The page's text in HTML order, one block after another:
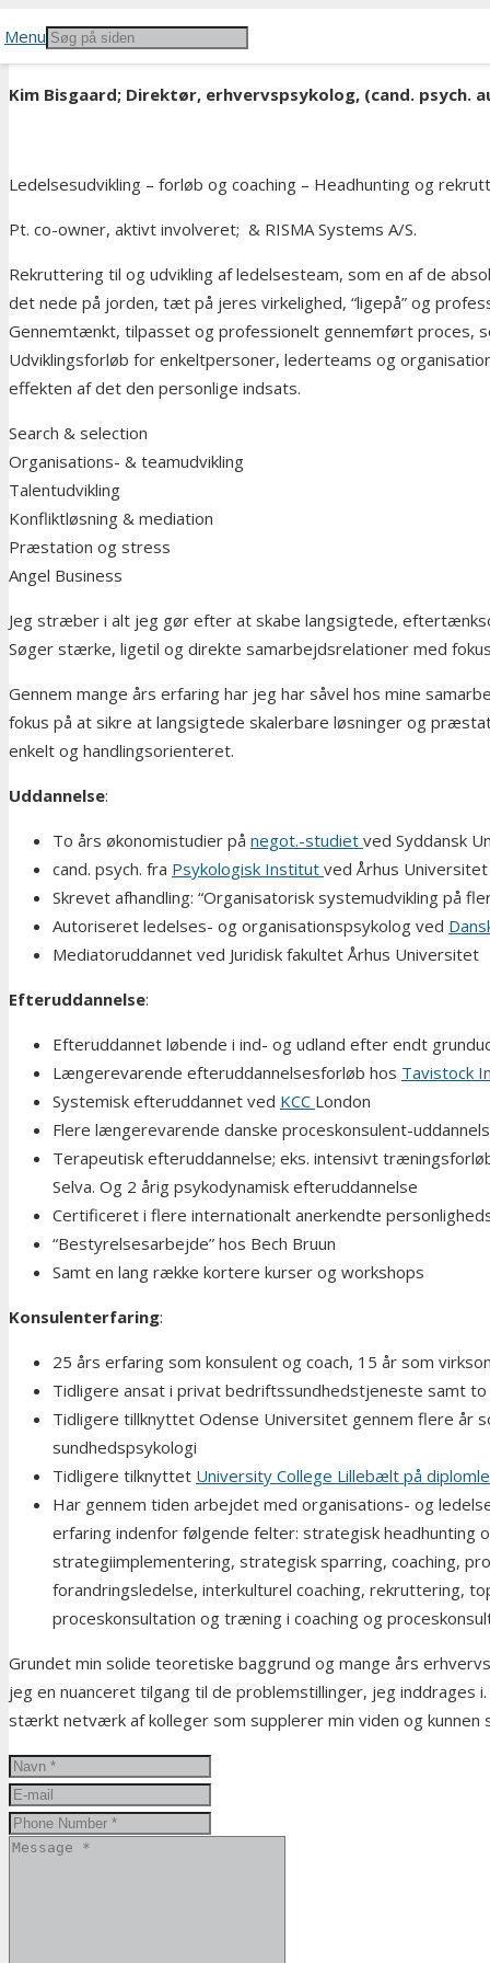
Menu
Kim Bisgaard; Direktør, erhvervspsykolog, (cand. psych.
Ledelsesudvikling – forløb og coaching – Headhunting og
Pt. co-owner, aktivt involveret; & RISMA Systems A/S.
Rekruttering til og udvikling af ledelsesteam, som en af de
det nede på jorden, tæt på jeres virkelighed, “ligepå” og
Gennemtænkt, tilpasset og professionelt gennemført proces,
Udviklingsforløb for enkeltpersoner, lederteams og
effekten af det den personlige indsats.
Search & selection
Organisations- & teamudvikling
Talentudvikling
Konfliktløsning & mediation
Præstation og stress
Angel Business
Jeg stræber i alt jeg gør efter at skabe langsigtede,
Søger stærke, ligetil og direkte samarbejdsrelationer med
Gennem mange års erfaring har jeg har såvel hos mine
fokus på at sikre at langsigtede skalerbare løsninger og
enkelt og handlingsorienteret.
Uddannelse:
To års økonomistudier på negot.-studiet ved Syddansk
cand. psych. fra Psykologisk Institut ved Århus Universitet
Skrevet afhandling: “Organisatorisk systemudvikling på
Autoriseret ledelses- og organisationspsykolog ved
Mediatoruddannet ved Juridisk fakultet Århus Universitet
Efteruddannelse:
Efteruddannet løbende i ind- og udland efter endt
Længerevarende efteruddannelsesforløb hos Tavistock
Systemisk efteruddannet ved KCC London
Flere længerevarende danske proceskonsulent-
Terapeutisk efteruddannelse; eks. intensivt
Selva. Og 2 årig psykodynamisk efteruddannelse
Certificeret i flere internationalt anerkendte
“Bestyrelsesarbejde” hos Bech Bruun
Samt en lang række kortere kurser og workshops
Konsulenterfaring:
25 års erfaring som konsulent og coach, 15 år som
Tidligere ansat i privat bedriftssundhedstjeneste samt
Tidligere tillknyttet Odense Universitet gennem flere
sundhedspsykologi
Tidligere tilknyttet University College Lillebælt på
Har gennem tiden arbejdet med organisations- og
erfaring indenfor følgende felter: strategisk
strategiimplementering, strategisk sparring, coaching,
forandringsledelse, interkulturel coaching, rekruttering,
proceskonsultation og træning i coaching og
Grundet min solide teoretiske baggrund og mange års
jeg en nuanceret tilgang til de problemstillinger, jeg inddrages
stærkt netværk af kolleger som supplerer min viden og kunnen